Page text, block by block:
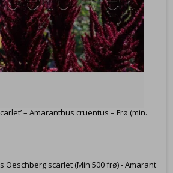
– Amaranthus cruentus – Frø (min.
Oeschberg scarlet (Min 500 frø) - Amarant